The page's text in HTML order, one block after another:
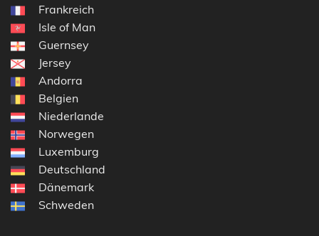
Frankreich
Isle of Man
Guernsey
Jersey
Andorra
Belgien
Niederlande
Norwegen
Luxemburg
Deutschland
Dänemark
Schweden